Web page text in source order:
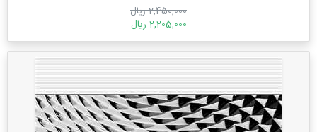
2,450,000 ریال
2,205,000 ریال